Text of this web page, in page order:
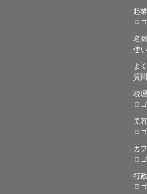
起
ロ
名
使
よ
質問
税
ロ
美
ロ
カ
ロ
行
ロ